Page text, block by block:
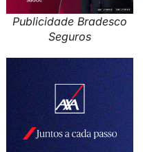
Publicidade Bradesco
Seguros